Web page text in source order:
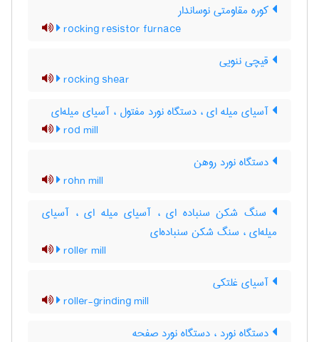
کوره مقاومتی نوساندار
rocking resistor furnace
قیچی ننویی
rocking shear
آسیای میله ای ، دستگاه نورد مفتول ، آسیای میله‌ای
rod mill
دستگاه نورد روهن
rohn mill
سنگ شکن سنباده ای ، آسیای میله ای ، آسیای
میله‌ای ، سنگ شکن سنباده‌ای
roller mill
آسیای غلتکی
roller-grinding mill
دستگاه نورد ، دستگاه نورد صفحه